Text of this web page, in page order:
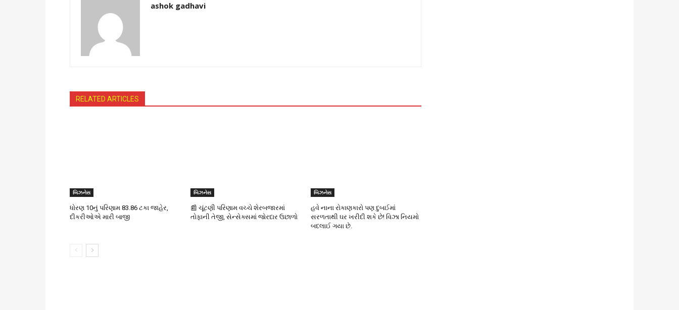
ashok gadhavi
RELATED ARTICLES
બિઝનેસ
ધોરણ 10નું પરિણામ 83.86 ટકા જાહેર,
દીકરીઓએ મારી બાજી
બિઝનેસ
📰 ચૂંટણી પરિણામ વચ્ચે શેરબજારમાં
તોફાની તેજી, સેન્સેક્સમાં જોરદાર ઉછાળો
બિઝનેસ
હવે નાના રોકાણકારો પણ દુબઈમાં
સરળતાથી ઘર ખરીદી શકે છે! વિઝા નિયમો
બદલાઈ ગયા છે.